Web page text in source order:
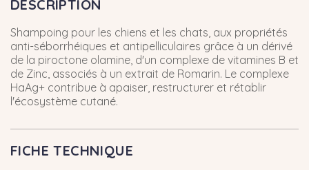
DESCRIPTION
Shampoing pour les chiens et les chats, aux propriétés
anti-séborrhéiques et antipelliculaires grâce à un dérivé
de la piroctone olamine, d'un complexe de vitamines B et
de Zinc, associés à un extrait de Romarin. Le complexe
HaAg+ contribue à apaiser, restructurer et rétablir
l'écosystème cutané.
FICHE TECHNIQUE